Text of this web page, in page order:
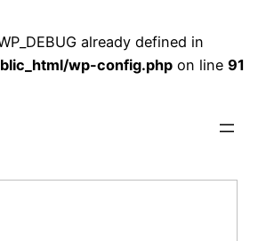
already defined in
wp-config.php on line 91